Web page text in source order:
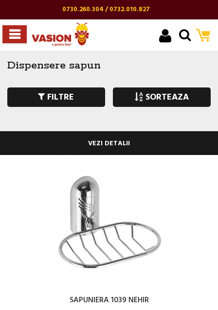
0730.260.304 / 0732.010.827
Dispensere sapun
FILTRE SORTEAZA
VEZI DETALII
SAPUNIERA 1039 NEHIR